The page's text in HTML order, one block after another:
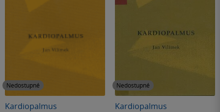
Nedostupné
Kardiopalmus
Nedostupné
Kardiopalmus